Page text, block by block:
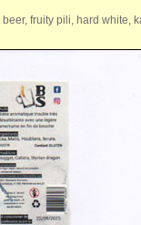
fruity pili, hard white,